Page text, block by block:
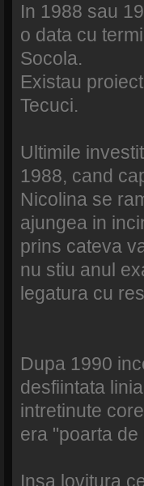
In 1988 sau
o data cu
Socola.
Existau
Tecuci.
Ultimile
1988, cand
Nicolina se
ajungea in
prins cateva
nu stiu anul
legatura cu
Dupa 1990
desfiintata
intretinute
era "poarta
Insa lovitura